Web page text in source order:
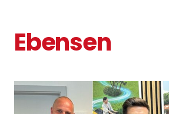
Ebensen